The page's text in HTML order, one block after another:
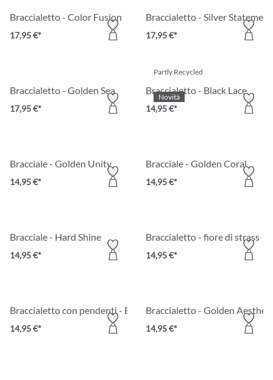
Braccialetto - Color Fusion
17,95 €*
Braccialetto - Silver Statement
17,95 €*
Braccialetto - Golden Sea
17,95 €*
Novità
Partly Recycled
Braccialetto - Black Lace
14,95 €*
Bracciale - Golden Unity
14,95 €*
Bracciale - Golden Coral
14,95 €*
Bracciale - Hard Shine
14,95 €*
Braccialetto - fiore di strass
14,95 €*
Braccialetto con pendenti - Beach Love
14,95 €*
Braccialetto - Golden
14,95 €*